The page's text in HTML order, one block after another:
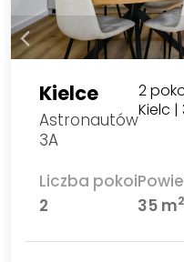
Kielce
Astronautów
3A
2
Kielc |
Liczba pokoi
2
35 m2